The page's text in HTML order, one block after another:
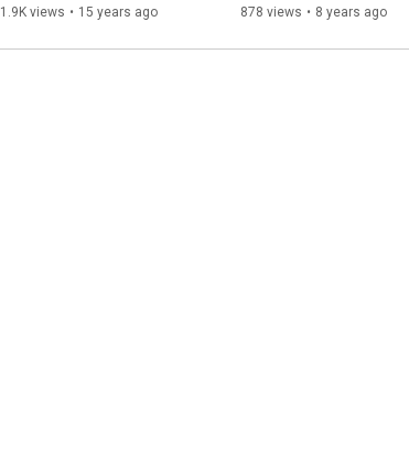
1.9K views • 15 years ago
มหาวิทยาลัยรามคำแหง
878 views • 8 years ago